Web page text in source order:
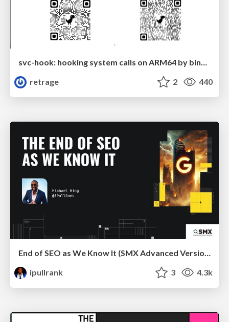
svc-hook: hooking system calls on ARM64 by binary rewriting
retrage
2 440
End of SEO as We Know It (SMX Advanced Version)
ipullrank
3 4.3k